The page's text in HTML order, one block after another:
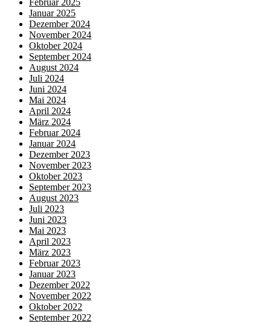
Januar 2025
Dezember 2024
November 2024
Oktober 2024
September 2024
August 2024
Juli 2024
Juni 2024
Mai 2024
April 2024
März 2024
Februar 2024
Januar 2024
Dezember 2023
November 2023
Oktober 2023
September 2023
August 2023
Juli 2023
Juni 2023
Mai 2023
April 2023
März 2023
Februar 2023
Januar 2023
Dezember 2022
November 2022
Oktober 2022
September 2022